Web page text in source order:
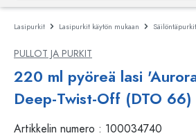
Lasipurkit Lasipurkit käytön mukaan Säilöntäpurkit
PULLOT JA PURKIT
220 ml pyöreä lasi
Deep-Twist-Off (DTO 66)
Artikkelin numero : 100034740